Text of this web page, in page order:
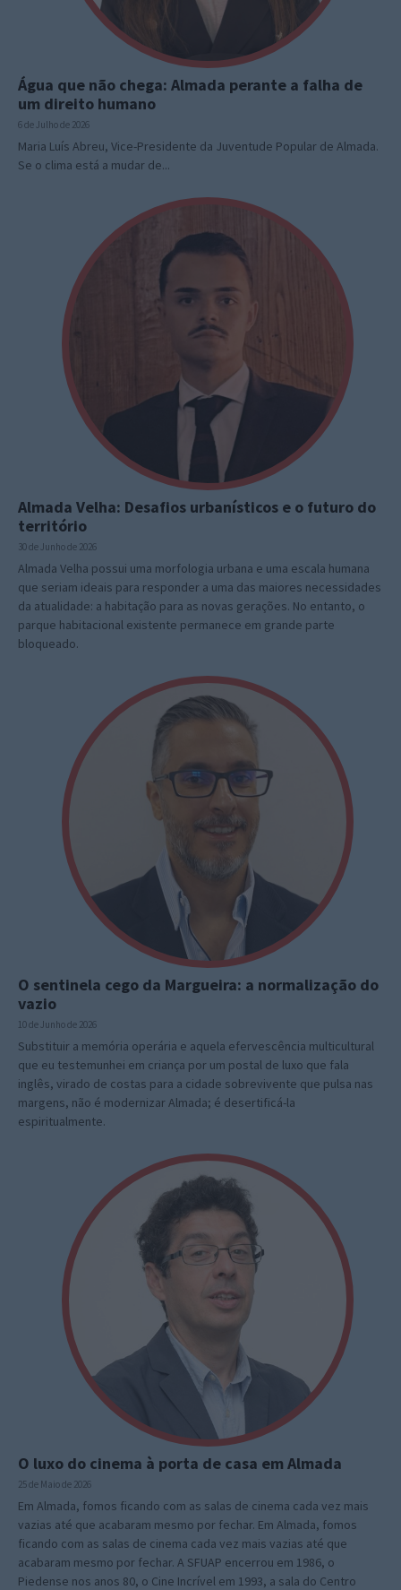
Água que não chega: Almada perante a falha de
um direito humano
6 de Julho de 2026
Maria Luís Abreu, Vice-Presidente da Juventude Popular de Almada.
Se o clima está a mudar de...
Almada Velha: Desafios urbanísticos e o futuro do
território
30 de Junho de 2026
Almada Velha possui uma morfologia urbana e uma escala humana
que seriam ideais para responder a uma das maiores necessidades
da atualidade: a habitação para as novas gerações. No entanto, o
parque habitacional existente permanece em grande parte
bloqueado.
O sentinela cego da Margueira: a normalização do
vazio
10 de Junho de 2026
Substituir a memória operária e aquela efervescência multicultural
que eu testemunhei em criança por um postal de luxo que fala
inglês, virado de costas para a cidade sobrevivente que pulsa nas
margens, não é modernizar Almada; é desertificá-la
espiritualmente.
O luxo do cinema à porta de casa em Almada
25 de Maio de 2026
Em Almada, fomos ficando com as salas de cinema cada vez mais
vazias até que acabaram mesmo por fechar. Em Almada, fomos
ficando com as salas de cinema cada vez mais vazias até que
acabaram mesmo por fechar. A SFUAP encerrou em 1986, o
Piedense nos anos 80, o Cine Incrível em 1993, a sala do Centro